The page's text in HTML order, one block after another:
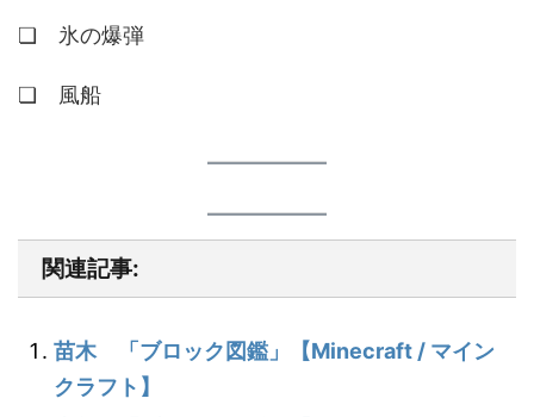
❏ 氷の爆弾
❏ 風船
関連記事:
苗木 「ブロック図鑑」【Minecraft / マイン
クラフト】